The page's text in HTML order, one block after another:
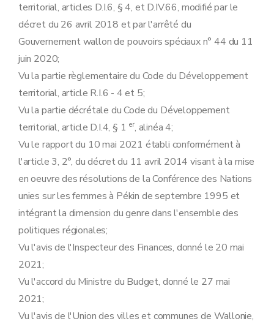
territorial, articles D.I.6, § 4, et D.IV.66, modifié par le
décret du 26 avril 2018 et par l'arrêté du
Gouvernement wallon de pouvoirs spéciaux n° 44 du 11
juin 2020;
Vu la partie règlementaire du Code du Développement
territorial, article R.I.6 - 4 et 5;
Vu la partie décrétale du Code du Développement
territorial, article D.I.4, § 1 er, alinéa 4;
Vu le rapport du 10 mai 2021 établi conformément à
l'article 3, 2°, du décret du 11 avril 2014 visant à la mise
en oeuvre des résolutions de la Conférence des Nations
unies sur les femmes à Pékin de septembre 1995 et
intégrant la dimension du genre dans l'ensemble des
politiques régionales;
Vu l'avis de l'Inspecteur des Finances, donné le 20 mai
2021;
Vu l'accord du Ministre du Budget, donné le 27 mai
2021;
Vu l'avis de l'Union des villes et communes de Wallonie,